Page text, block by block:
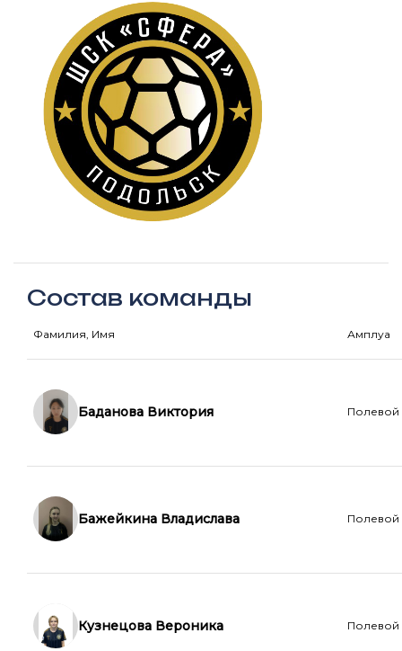
Состав команды
Фамилия, Имя Амплуа
Баданова Виктория Полевой
Бажейкина Владислава Полевой
Кузнецова Вероника Полевой